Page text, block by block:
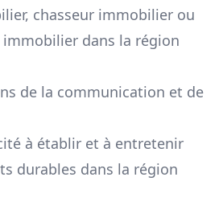
chasseur immobilier ou
dans la région
de la communication et de
à établir et à entretenir
durables dans la région